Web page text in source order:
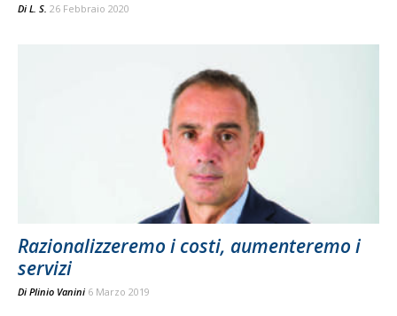
Di L. S. 26 Febbraio 2020
Razionalizzeremo i costi, aumenteremo i
servizi
Di Plinio Vanini 6 Marzo 2019